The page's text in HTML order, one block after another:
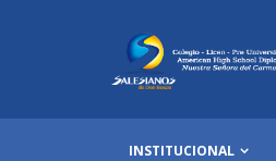
INSTITUCIONAL